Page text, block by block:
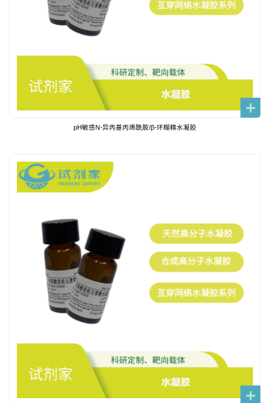
pH敏感N-异丙基丙烯酰胺/β-环糊精水凝胶